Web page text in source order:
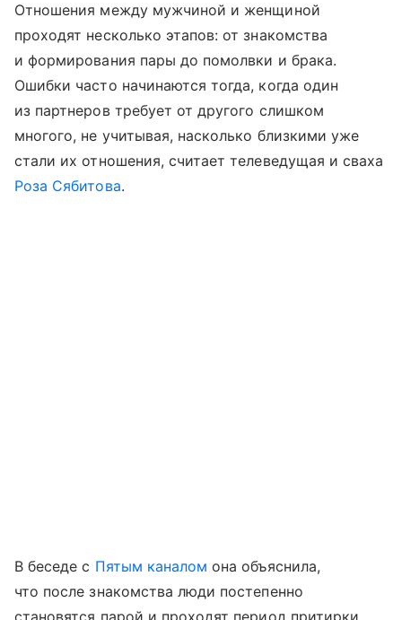
Отношения между мужчиной и женщиной
проходят несколько этапов: от знакомства
и формирования пары до помолвки и брака.
Ошибки часто начинаются тогда, когда один
из партнеров требует от другого слишком
многого, не учитывая, насколько близкими уже
стали их отношения, считает телеведущая и сваха
Роза Сябитова.
В беседе с Пятым каналом она объяснила,
что после знакомства люди постепенно